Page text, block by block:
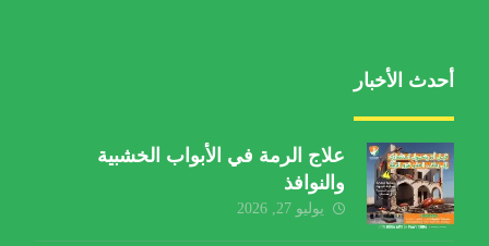
أحدث الأخبار
علاج الرمة في الأبواب الخشبية
والنوافذ
يوليو 27, 2026